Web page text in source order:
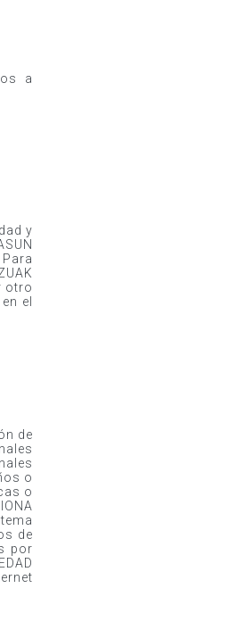
a
y
otro
el
de
o
o
de
por